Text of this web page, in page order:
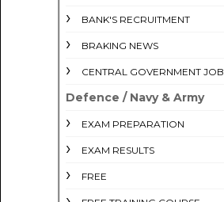
BANK'S RECRUITMENT
BRAKING NEWS
CENTRAL GOVERNMENT JOB
Defence / Navy & Army
EXAM PREPARATION
EXAM RESULTS
FREE